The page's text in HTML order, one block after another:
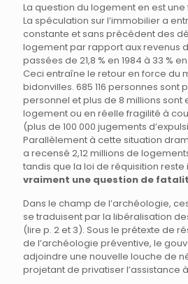
La question du logement en est
La spéculation sur l’immobilier a
constante et sans précédent des
logement par rapport aux revenus
passées de 21,8 % en 1984 à 33 %
Ceci entraîne le retour en force du
bidonvilles. 685 116 personnes sont
personnel et plus de 8 millions sont
logement ou en réelle fragilité à
(plus de 100 000 jugements
Parallèlement à cette situation
a recensé 2,12 millions de
tandis que la loi de réquisition
vraiment une question de
Dans le champ de l’archéologie,
se traduisent par la libéralisation
(lire p. 2 et 3). Sous le prétexte de
de l’archéologie préventive, le
adjoindre une nouvelle louche de
projetant de privatiser l’assistance